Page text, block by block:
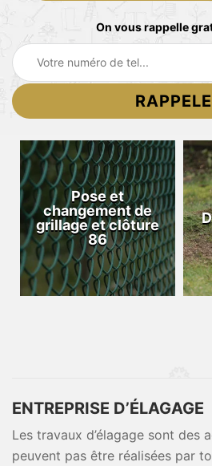
On vous rappelle
Pose et
changement de
grillage et clôture
86
ENTREPRISE D’ÉLAGAGE
Les travaux d’élagage sont des
peuvent pas être réalisées par